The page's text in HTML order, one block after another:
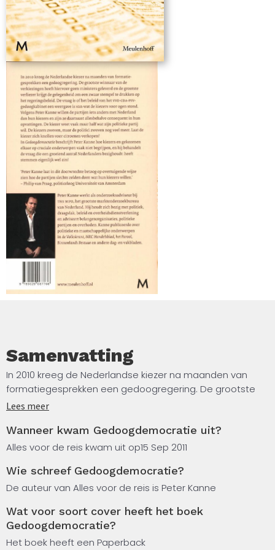
Samenvatting
In 2010 kreeg de Nederlandse kiezer na maanden van
formatiegesprekken een gedoogregering. De grootste
winnaar van de verkiezingen heeft hiervoor geen
gelegenheid om een zwaar stempel te drukken op het
regeringsbeleid. De vraag is of het beleid van het vvd-
kiezers voor ogen stond.
Nederland dan hun kiezers en zijn ze daarnaast
allesbehalve consequent in hun opvattingen. De kiezer
weet vaak maar half wat zijn politieke partij wil. De kiezers
Lees meer
Wanneer kwam Gedoogdemocratie uit?
Alles voor de reis kwam uit op15 Sep 2011
Wie schreef Gedoogdemocratie?
De auteur van Alles voor de reis is Peter Kanne
Wat voor soort cover heeft het boek
Gedoogdemocratie?
Het boek heeft een Paperback